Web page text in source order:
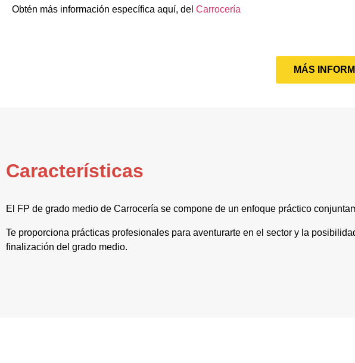
Obtén más información específica aquí, del Carrocería
MÁS
Características
El FP de grado medio de Carrocería se compone de un enfoque práctico
Te proporciona prácticas profesionales para aventurarte en el sector y la
finalización del grado medio.